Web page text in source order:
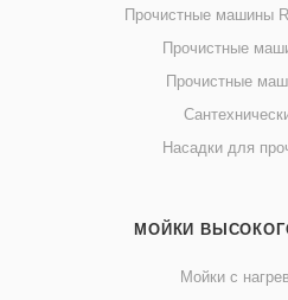
Прочистные машины
Прочистные
Прочистные
Насадки для
МОЙКИ
Мойки с